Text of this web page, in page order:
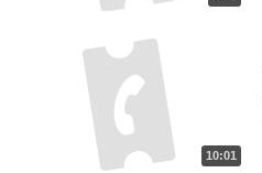
10:01